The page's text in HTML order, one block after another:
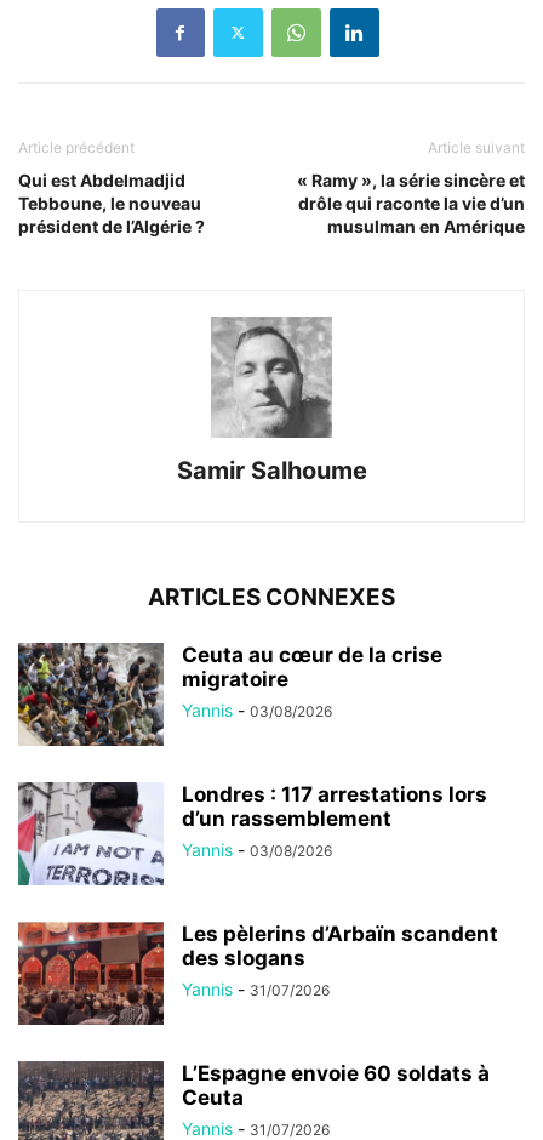
Article précédent
Qui est Abdelmadjid
Tebboune, le nouveau
président de l’Algérie ?
Article suivant
« Ramy », la série sincère et
drôle qui raconte la vie d’un
musulman en Amérique
Samir Salhoume
ARTICLES CONNEXES
Ceuta au cœur de la crise
migratoire
Yannis - 03/08/2026
Londres : 117 arrestations lors
d’un rassemblement
Yannis - 03/08/2026
Les pèlerins d’Arbaïn scandent
des slogans
Yannis - 31/07/2026
L’Espagne envoie 60 soldats à
Ceuta
Yannis - 31/07/2026